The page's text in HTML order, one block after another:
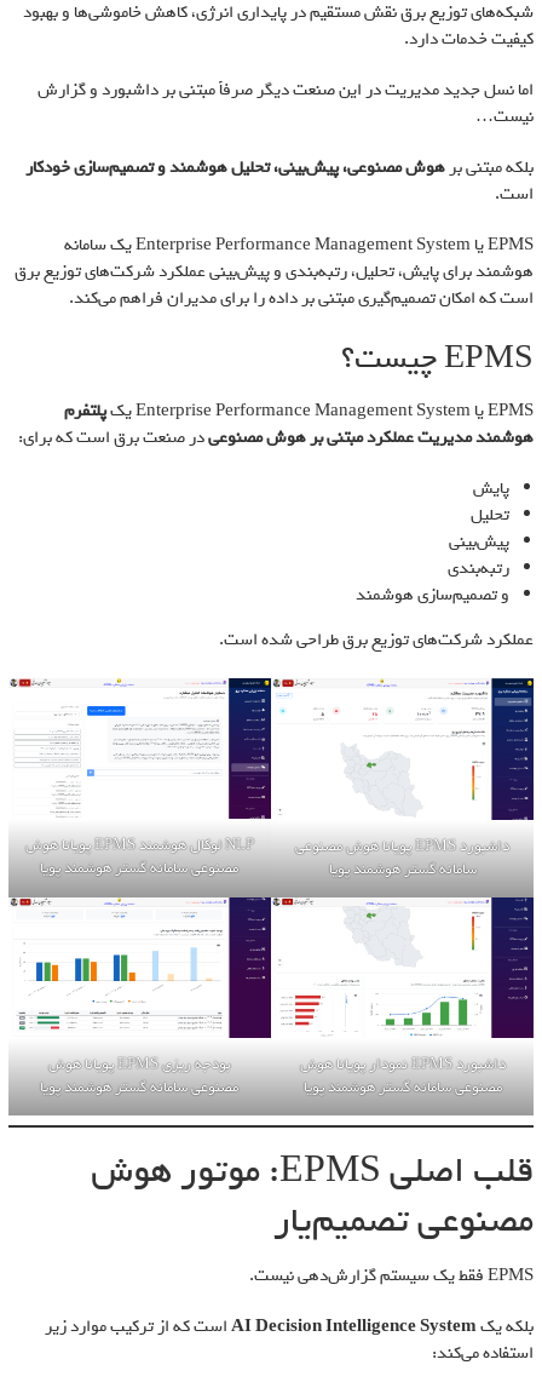
شبکه‌های توزیع برق نقش مستقیم در پایداری انرژی، کاهش خاموشی‌ها و بهبود
کیفیت خدمات دارد.
اما نسل جدید مدیریت در این صنعت دیگر صرفاً مبتنی بر داشبورد و گزارش
نیست…
بلکه مبتنی بر هوش مصنوعی، پیش‌بینی، تحلیل هوشمند و تصمیم‌سازی خودکار
است.
EPMS یا Enterprise Performance Management System یک سامانه
هوشمند برای پایش، تحلیل، رتبه‌بندی و پیش‌بینی عملکرد شرکت‌های توزیع برق
است که امکان تصمیم‌گیری مبتنی بر داده را برای مدیران فراهم می‌کند.
EPMS چیست؟
EPMS یا Enterprise Performance Management System یک
پلتفرم
هوشمند مدیریت عملکرد مبتنی بر هوش مصنوعیدر صنعت برق است که برای:
پایش
تحلیل
پیش‌بینی
رتبه‌بندی
و تصمیم‌سازی هوشمند
عملکرد شرکت‌های توزیع برق طراحی شده است.
داشبورد EPMS پویانا هوش مصنوعی
سامانه گستر هوشمند پویا
NLP لوکال هوشمند EPMS پویانا هوش
مصنوعی سامانه گستر هوشمند پویا
داشبورد EPMS نمودار پویانا هوش
مصنوعی سامانه گستر هوشمند پویا
بودجه ریزی EPMS پویانا هوش
مصنوعی سامانه گستر هوشمند پویا
قلب اصلی EPMS: موتور هوش
مصنوعی تصمیم‌یار
EPMS فقط یک سیستم گزارش‌دهی نیست.
بلکه یکAI Decision Intelligence Systemاست که از ترکیب موارد زیر
استفاده می‌کند: